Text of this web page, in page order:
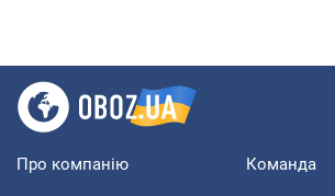
Про компанію Команда